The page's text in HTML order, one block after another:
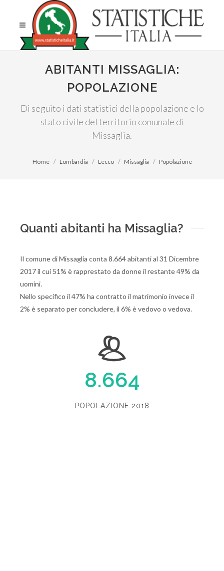
ABITANTI MISSAGLIA:
POPOLAZIONE
Di seguito i dati statistici della popolazione e lo
stato civile del territorio comunale di
Missaglia.
Home Lombardia Lecco Missaglia Popolazione
Quanti abitanti ha Missaglia?
Il comune di Missaglia conta 8.664 abitanti al 31 Dicembre
2017 il cui 51% è rapprestato da donne il restante 49% da
uomini.
Nello specifico il 47% ha contratto il matrimonio invece il
2% è separato per concludere, il 6% è vedovo o vedova.
8.664
POPOLAZIONE 2018